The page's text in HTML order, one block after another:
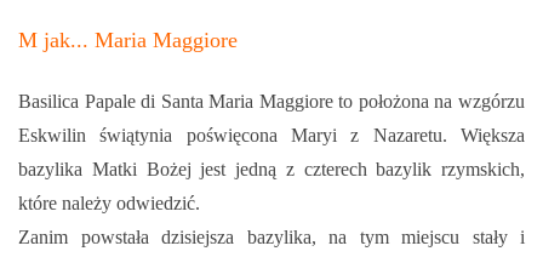
M jak... Maria Maggiore
Basilica Papale di Santa Maria Maggiore to położona na wzgórzu
Eskwilin świątynia poświęcona Maryi z Nazaretu. Większa
bazylika Matki Bożej jest jedną z czterech bazylik rzymskich,
które należy odwiedzić.
Zanim powstała dzisiejsza bazylika, na tym miejscu stały i